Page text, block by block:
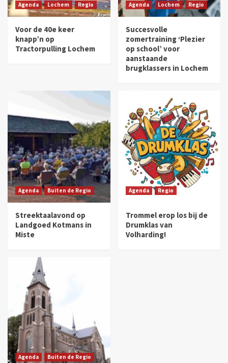
Agenda Lochem Regio
Voor de 40e keer
knapp’n op
Tractorpulling Lochem
Agenda Lochem Regio
Succesvolle
zomertraining ‘Plezier
op school’ voor
aanstaande
brugklassers in Lochem
Agenda Buiten de Regio
Streektaalavond op
Landgoed Kotmans in
Miste
Agenda Regio
Trommel erop los bij de
Drumklas van
Volharding!
Agenda Buiten de Regio